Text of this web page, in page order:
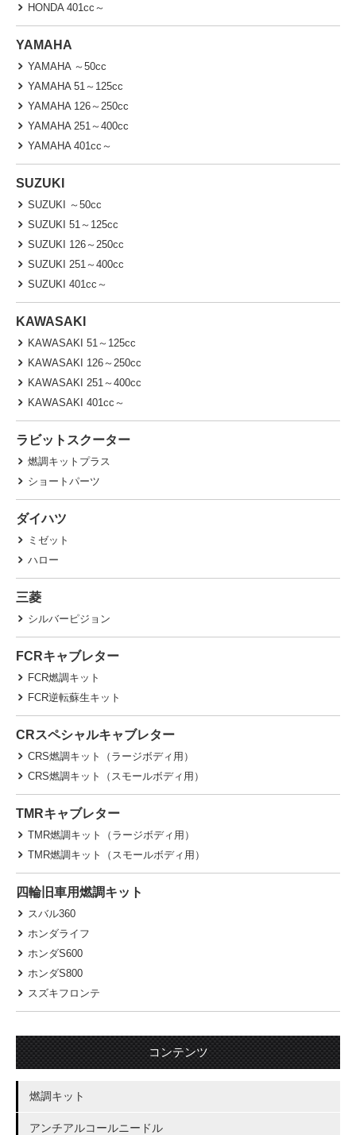
HONDA 401cc～
YAMAHA
YAMAHA ～50cc
YAMAHA 51～125cc
YAMAHA 126～250cc
YAMAHA 251～400cc
YAMAHA 401cc～
SUZUKI
SUZUKI ～50cc
SUZUKI 51～125cc
SUZUKI 126～250cc
SUZUKI 251～400cc
SUZUKI 401cc～
KAWASAKI
KAWASAKI 51～125cc
KAWASAKI 126～250cc
KAWASAKI 251～400cc
KAWASAKI 401cc～
ラビットスクーター
燃調キットプラス
ショートパーツ
ダイハツ
ミゼット
ハロー
三菱
シルバーピジョン
FCRキャブレター
FCR燃調キット
FCR逆転蘇生キット
CRスペシャルキャブレター
CRS燃調キット（ラージボディ用）
CRS燃調キット（スモールボディ用）
TMRキャブレター
TMR燃調キット（ラージボディ用）
TMR燃調キット（スモールボディ用）
四輪旧車用燃調キット
スバル360
ホンダライフ
ホンダS600
ホンダS800
スズキフロンテ
コンテンツ
燃調キット
アンチアルコールニードル